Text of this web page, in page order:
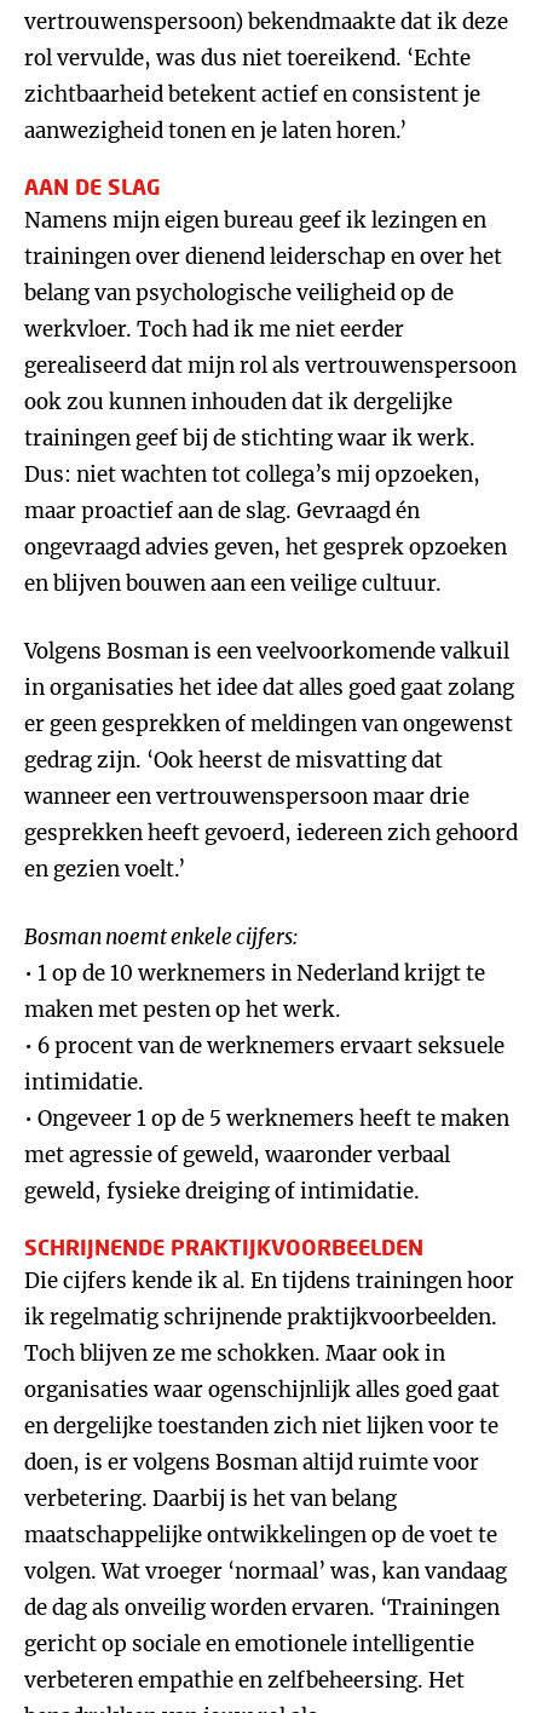
vertrouwenspersoon) bekendmaakte dat ik deze
rol vervulde, was dus niet toereikend. ‘Echte
zichtbaarheid betekent actief en consistent je
aanwezigheid tonen en je laten horen.’
AAN DE SLAG
Namens mijn eigen bureau geef ik lezingen en
trainingen over dienend leiderschap en over het
belang van psychologische veiligheid op de
werkvloer. Toch had ik me niet eerder
gerealiseerd dat mijn rol als vertrouwenspersoon
ook zou kunnen inhouden dat ik dergelijke
trainingen geef bij de stichting waar ik werk.
Dus: niet wachten tot collega’s mij opzoeken,
maar proactief aan de slag. Gevraagd én
ongevraagd advies geven, het gesprek opzoeken
en blijven bouwen aan een veilige cultuur.
Volgens Bosman is een veelvoorkomende valkuil
in organisaties het idee dat alles goed gaat zolang
er geen gesprekken of meldingen van ongewenst
gedrag zijn. ‘Ook heerst de misvatting dat
wanneer een vertrouwenspersoon maar drie
gesprekken heeft gevoerd, iedereen zich gehoord
en gezien voelt.’
Bosman noemt enkele cijfers:
• 1 op de 10 werknemers in Nederland krijgt te
maken met pesten op het werk.
• 6 procent van de werknemers ervaart seksuele
intimidatie.
• Ongeveer 1 op de 5 werknemers heeft te maken
met agressie of geweld, waaronder verbaal
geweld, fysieke dreiging of intimidatie.
SCHRIJNENDE PRAKTIJKVOORBEELDEN
Die cijfers kende ik al. En tijdens trainingen hoor
ik regelmatig schrijnende praktijkvoorbeelden.
Toch blijven ze me schokken. Maar ook in
organisaties waar ogenschijnlijk alles goed gaat
en dergelijke toestanden zich niet lijken voor te
doen, is er volgens Bosman altijd ruimte voor
verbetering. Daarbij is het van belang
maatschappelijke ontwikkelingen op de voet te
volgen. Wat vroeger ‘normaal’ was, kan vandaag
de dag als onveilig worden ervaren. ‘Trainingen
gericht op sociale en emotionele intelligentie
verbeteren empathie en zelfbeheersing. Het